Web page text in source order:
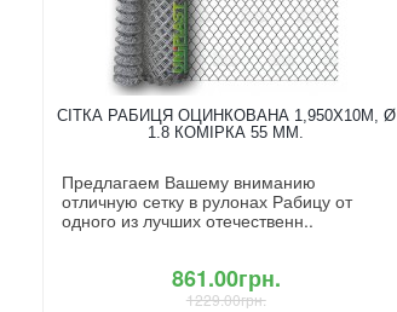
СІТКА РАБИЦЯ ОЦИНКОВАНА 1,950X10М, Ø
1.8 КОМІРКА 55 ММ.
Предлагаем Вашему вниманию
отличную сетку в рулонах Рабицу от
одного из лучших отечественн..
861.00грн.
1229.00грн.